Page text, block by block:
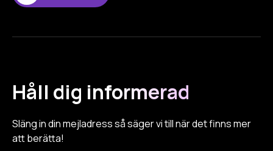
Håll dig informerad
Släng in din mejladress så säger vi till när det finns mer
att berätta!